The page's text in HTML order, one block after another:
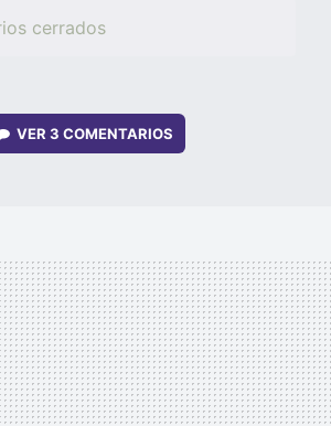
cerrados
VER 3 COMENTARIOS